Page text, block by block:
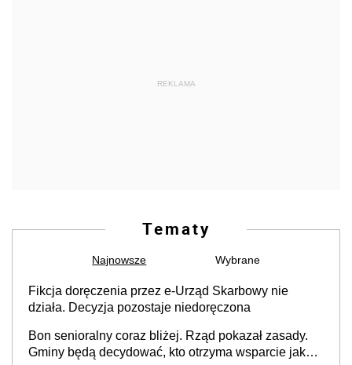
REKLAMA
Tematy
Najnowsze Wybrane
Fikcja doręczenia przez e-Urząd Skarbowy nie
działa. Decyzja pozostaje niedoręczona
Bon senioralny coraz bliżej. Rząd pokazał zasady.
Gminy będą decydować, kto otrzyma wsparcie jako